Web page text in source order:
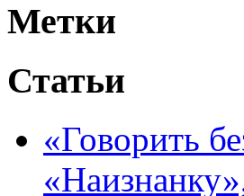
Метки
Статьи
«Говорить